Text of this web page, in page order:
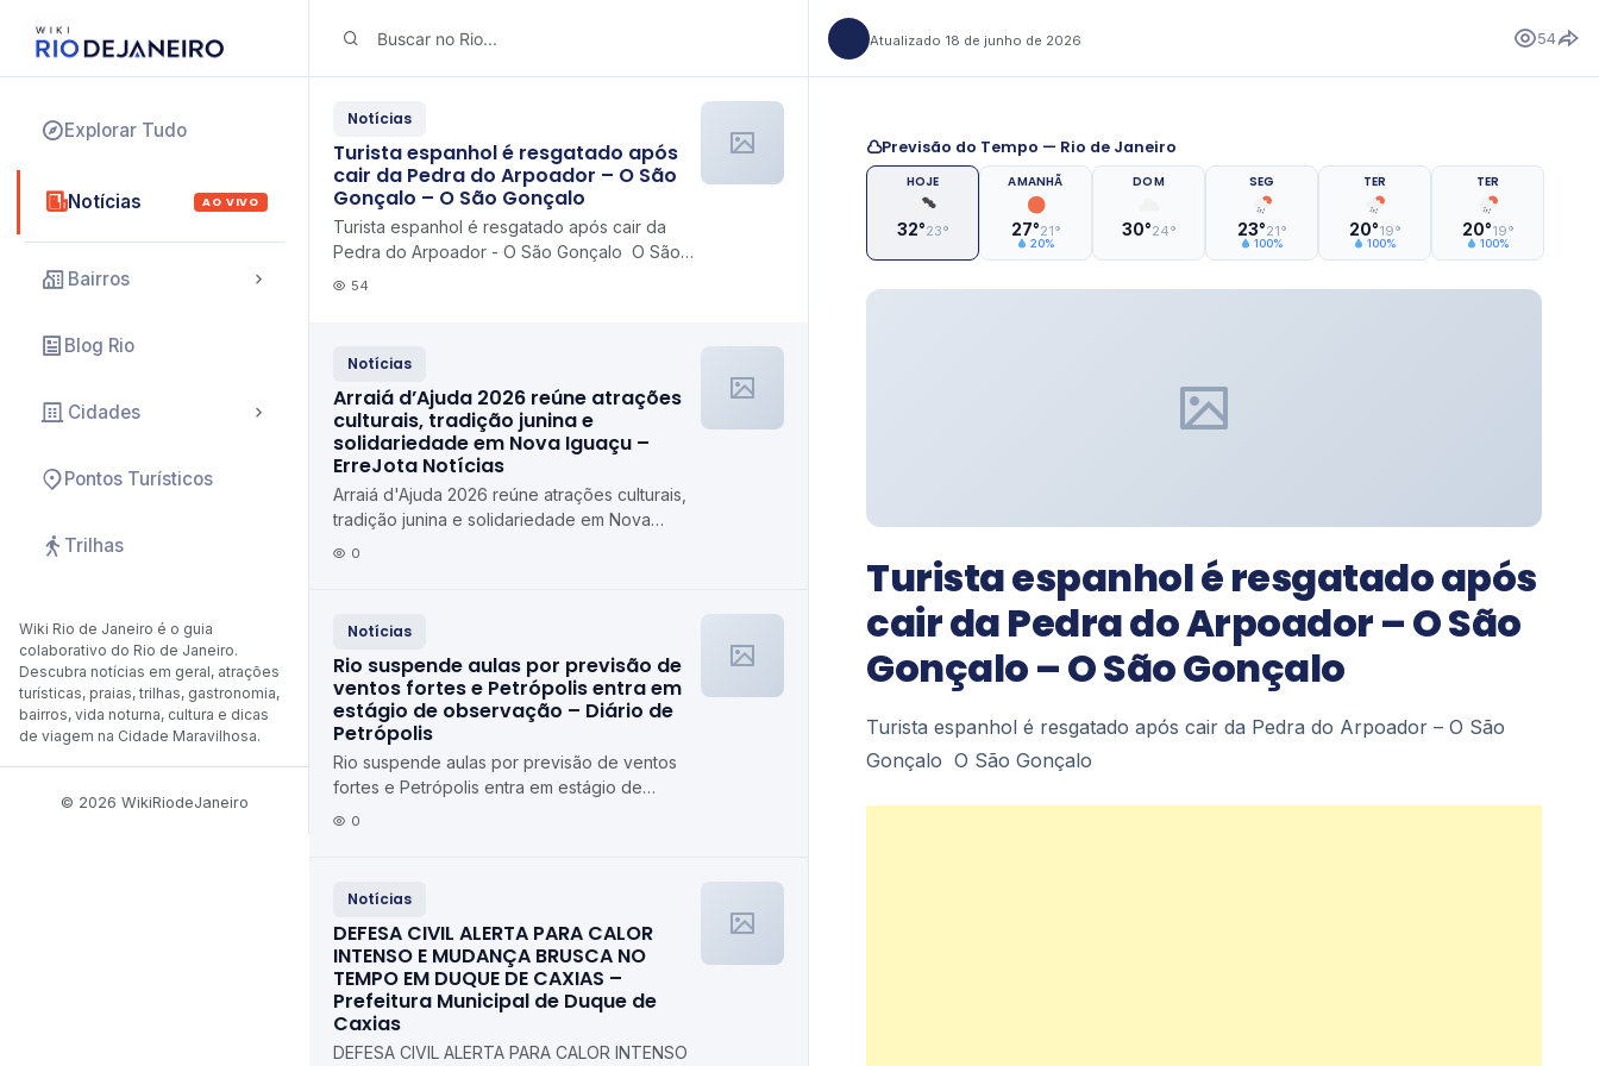
Explorar Tudo
Notícias AO VIVO
Bairros
Blog Rio
Cidades
Pontos Turísticos
Trilhas
Wiki Rio de Janeiro é o guia
colaborativo do Rio de Janeiro.
Descubra notícias em geral, atrações
turísticas, praias, trilhas, gastronomia,
bairros, vida noturna, cultura e dicas
de viagem na Cidade Maravilhosa.
© 2026 WikiRiodeJaneiro
Notícias
Turista espanhol é resgatado após
cair da Pedra do Arpoador – O São
Gonçalo – O São Gonçalo
Turista espanhol é resgatado após cair da
Pedra do Arpoador - O São Gonçalo O São
Gonçalo
54
Notícias
Arraiá d’Ajuda 2026 reúne atrações
culturais, tradição junina e
solidariedade em Nova Iguaçu –
ErreJota Notícias
Arraiá d'Ajuda 2026 reúne atrações culturais,
tradição junina e solidariedade em Nova
Iguaçu ErreJota Notícias
0
Notícias
Rio suspende aulas por previsão de
ventos fortes e Petrópolis entra em
estágio de observação – Diário de
Petrópolis
Rio suspende aulas por previsão de ventos
fortes e Petrópolis entra em estágio de
observação Diário de Petrópolis
0
Notícias
DEFESA CIVIL ALERTA PARA CALOR
INTENSO E MUDANÇA BRUSCA NO
TEMPO EM DUQUE DE CAXIAS –
Prefeitura Municipal de Duque de
Caxias
DEFESA CIVIL ALERTA PARA CALOR INTENSO
Atualizado 18 de junho de 2026 54
Previsão do Tempo — Rio de Janeiro
HOJE
32°23°
AMANHÃ
27°21°
20%
DOM
30°24°
SEG
23°21°
100%
TER
20°19°
100%
TER
20°19°
100%
Turista espanhol é resgatado após
cair da Pedra do Arpoador – O São
Gonçalo – O São Gonçalo
Turista espanhol é resgatado após cair da Pedra do Arpoador – O São
Gonçalo O São Gonçalo